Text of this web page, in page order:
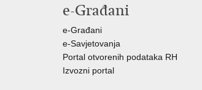
e-Građani
e-Građani
e-Savjetovanja
Portal otvorenih podataka RH
Izvozni portal